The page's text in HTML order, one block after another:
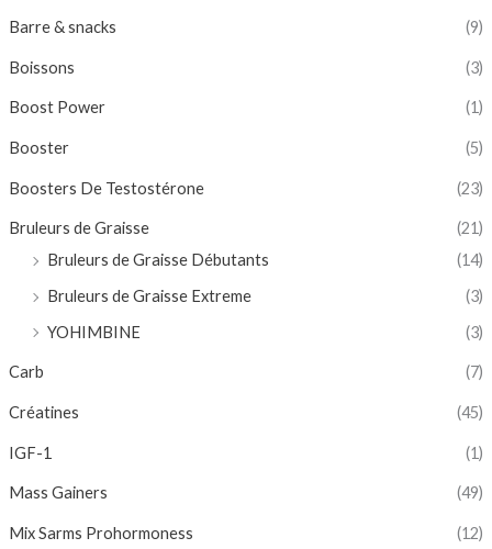
Barre & snacks (9)
Boissons (3)
Boost Power (1)
Booster (5)
Boosters De Testostérone (23)
Bruleurs de Graisse
(21)
Bruleurs de Graisse Débutants
(14)
Bruleurs de Graisse Extreme
(3)
YOHIMBINE
(3)
Carb (7)
Créatines (45)
IGF-1 (1)
Mass Gainers (49)
Mix Sarms Prohormoness (12)